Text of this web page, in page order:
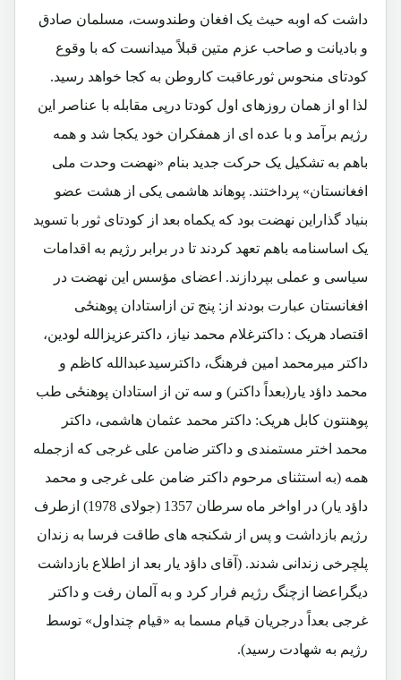
داشت که اوبه حیث یک افغان وطندوست، مسلمان صادق
و بادیانت و صاحب عزم متین قبلاً میدانست که با وقوع
کودتای منحوس ثورعاقبت کاروطن به کجا خواهد رسید.
لذا او از همان روزهای اول کودتا درپی مقابله با عناصر این
رژیم برآمد و با عده ای از همفکران خود یکجا شد و همه
باهم به تشکیل یک حرکت جدید بنام «نهضت وحدت ملی
افغانستان» پرداختند. پوهاند هاشمی یکی از هشت عضو
بنیاد گذاراین نهضت بود که یکماه بعد از کودتای ثور با تسوید
یک اساسنامه باهم تعهد کردند تا در برابر رژیم به اقدامات
سیاسی و عملی بپردازند. اعضای مؤسس این نهضت در
افغانستان عبارت بودند از: پنج تن ازاستادان پوهنځی
اقتصاد هریک : داکترغلام محمد نیاز، داکترعزیزالله لودین،
داکتر میرمحمد امین فرهنگ، داکترسیدعبدالله کاظم و
محمد داؤد یار(بعداً داکتر) و سه تن از استادان پوهنځی طب
پوهنتون کابل هریک: داکتر محمد عثمان هاشمی، داکتر
محمد اختر مستمندی و داکتر ضامن علی غرجی که ازجمله
همه (به استثنای مرحوم داکتر ضامن علی غرجی و محمد
داؤد یار) در اواخر ماه سرطان 1357 (جولای 1978) ازطرف
رژیم بازداشت و پس از شکنجه های طاقت فرسا به زندان
پلچرخی زندانی شدند. (آقای داؤد یار بعد از اطلاع بازداشت
دیگراعضا ازچنگ رژیم فرار کرد و به آلمان رفت و داکتر
غرجی بعداً درجریان قیام مسما به «قیام چنداول» توسط
رژیم به شهادت رسید).